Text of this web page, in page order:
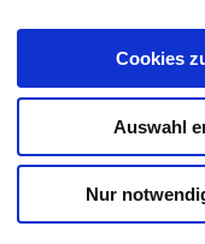
Cookies
Auswahl
Nur